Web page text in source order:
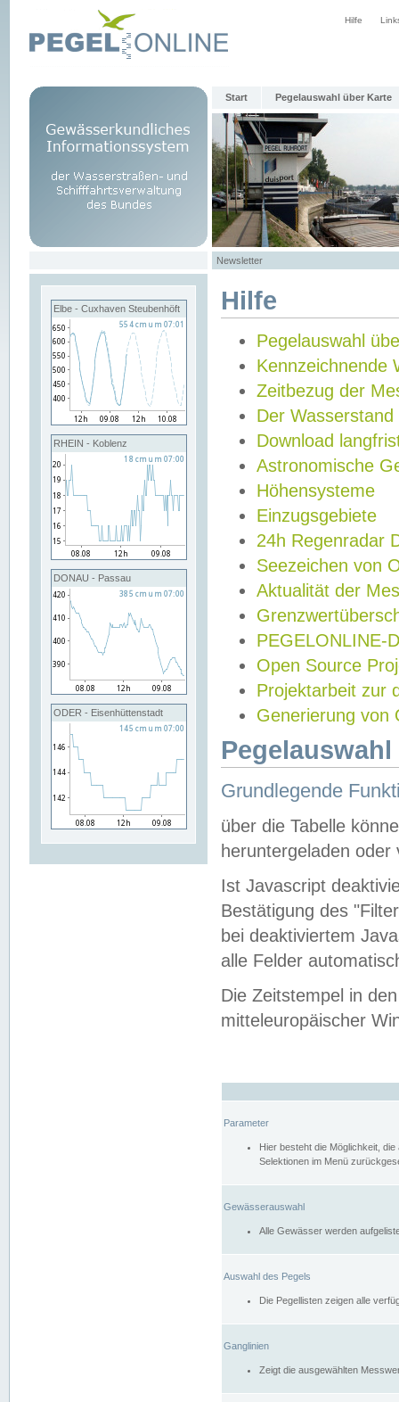
Hilfe
Start Pegelauswahl über Karte
Newsletter
Elbe - Cuxhaven Steubenhöft
RHEIN - Koblenz
DONAU - Passau
ODER - Eisenhüttenstadt
Hilfe
Pegelauswahl
Kennzeichnende
Zeitbezug der
Der Wasserstand
Download
Astronomische
Höhensysteme
Einzugsgebiete
24h Regenradar
Seezeichen von
Aktualität der
PEGELONLINE-
Open Source
Projektarbeit zur
Generierung von
Grundlegende
über die Tabelle
heruntergeladen oder
Ist Javascript
Bestätigung des
bei deaktiviertem
alle Felder
Die Zeitstempel in
mitteleuropäischer
Parameter
Hier besteht die Möglichkeit,
Selektionen im Menü
Gewässerauswahl
Alle Gewässer werden
Auswahl des Pegels
Die Pegellisten zeigen alle
Ganglinien
Zeigt die ausgewählten